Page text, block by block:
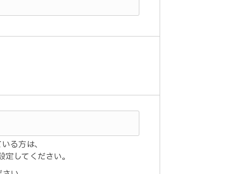
る方は、
してください。